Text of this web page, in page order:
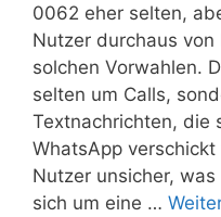
0062 eher selten,
Nutzer durchaus
solchen Vorwahlen.
selten um Calls,
Textnachrichten, die
WhatsApp
Nutzer unsicher,
sich um eine …